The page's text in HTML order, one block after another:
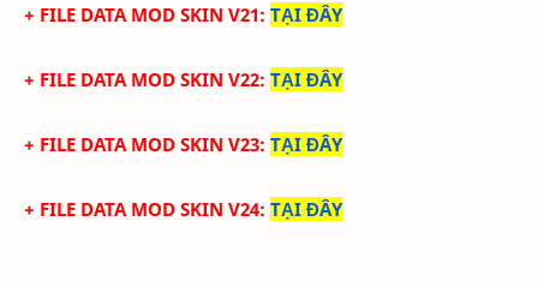
+ FILE DATA MOD SKIN V21: TẠI ĐÂY
+ FILE DATA MOD SKIN V22: TẠI ĐÂY
+ FILE DATA MOD SKIN V23: TẠI ĐÂY
+ FILE DATA MOD SKIN V24: TẠI ĐÂY